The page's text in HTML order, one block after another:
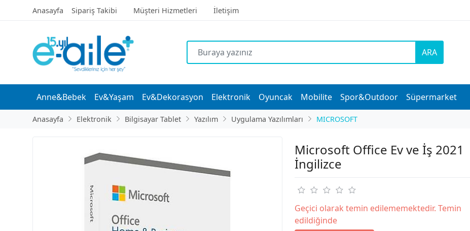
Anasayfa Sipariş Takibi Müşteri Hizmetleri İletişim
ARA
Anne&Bebek Ev&Yaşam Ev&Dekorasyon Elektronik Oyuncak Mobilite Spor&Outdoor Süpermarket
Anasayfa Elektronik Bilgisayar Tablet Yazılım Uygulama Yazılımları MICROSOFT
Microsoft Office Ev ve İş 2021
İngilizce
Geçici olarak temin edilememektedir. Temin
edildiğinde